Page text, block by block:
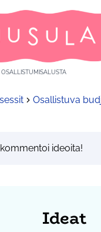
OSALLISTUMISALUSTA
Osallistuva
ideoita!
Ideat